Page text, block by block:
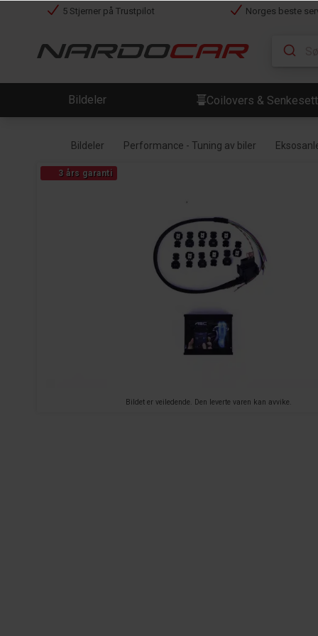
5 Stjerner på Trustpilot Norges beste
Bildeler Coilovers & Senkesett
Bildeler Performance - Tuning av biler
Bildet er veiledende. Den leverte varen kan avvike.
3 års garanti